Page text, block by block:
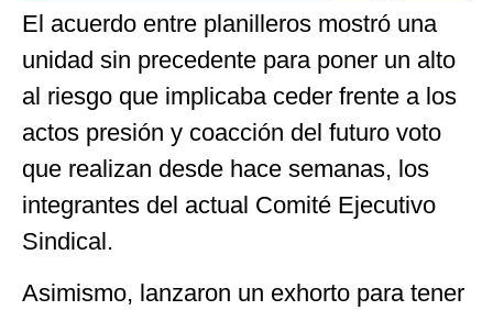
El acuerdo entre planilleros mostró una
unidad sin precedente para poner un alto
al riesgo que implicaba ceder frente a los
actos presión y coacción del futuro voto
que realizan desde hace semanas, los
integrantes del actual Comité Ejecutivo
Sindical.
Asimismo, lanzaron un exhorto para tener